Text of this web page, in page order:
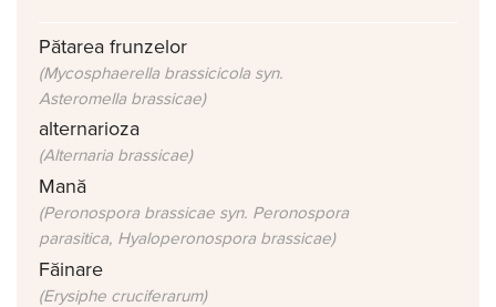
Pătarea frunzelor
(Mycosphaerella brassicicola syn.
Asteromella brassicae)
alternarioza
(Alternaria brassicae)
Mană
(Peronospora brassicae syn. Peronospora
parasitica, Hyaloperonospora brassicae)
Făinare
(Erysiphe cruciferarum)